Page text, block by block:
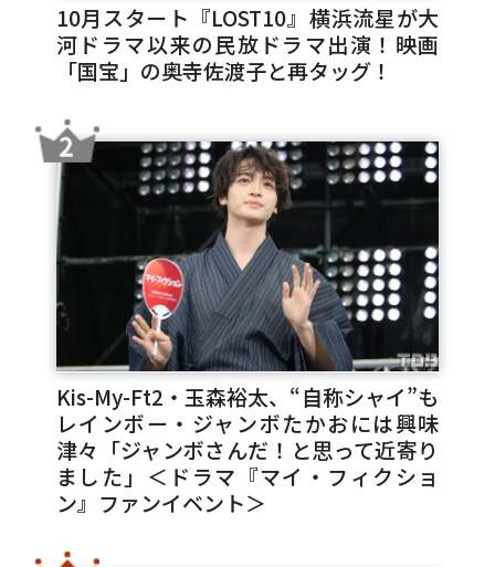
10月スタート『LOST10』横浜流星が大
河ドラマ以来の民放ドラマ出演！映画
「国宝」の奥寺佐渡子と再タッグ！
Kis-My-Ft2・玉森裕太、“自称シャイ”も
レインボー・ジャンボたかおには興味
津々「ジャンボさんだ！と思って近寄り
ました」＜ドラマ『マイ・フィクショ
ン』ファンイベント＞